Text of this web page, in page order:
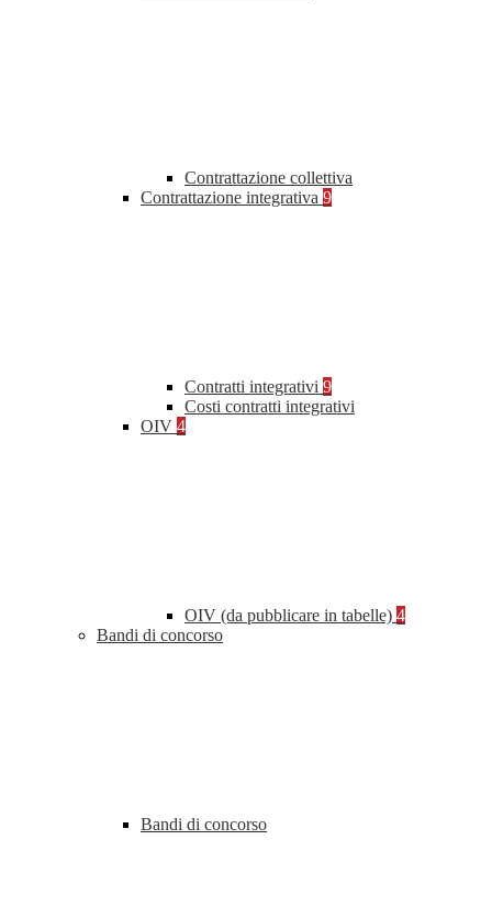
Contrattazione collettiva
Contrattazione integrativa 9
Contratti integrativi 9
Costi contratti integrativi
OIV 4
OIV (da pubblicare in tabelle) 4
Bandi di concorso
Bandi di concorso